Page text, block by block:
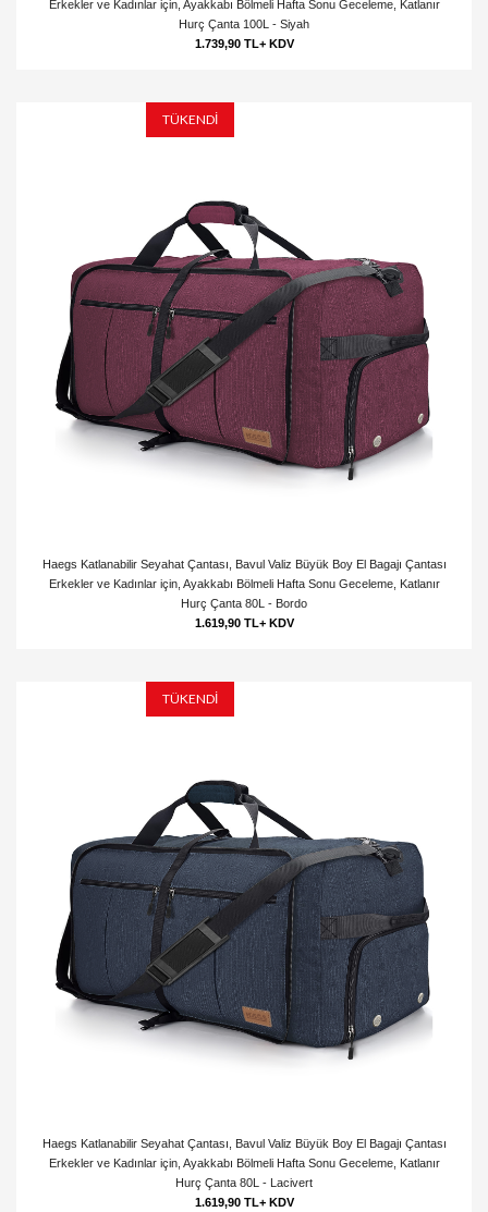
Erkekler ve Kadınlar için, Ayakkabı Bölmeli Hafta Sonu Geceleme, Katlanır
Hurç Çanta 100L - Siyah
1.739,90 TL+ KDV
TÜKENDİ
Haegs Katlanabilir Seyahat Çantası, Bavul Valiz Büyük Boy El Bagajı Çantası
Erkekler ve Kadınlar için, Ayakkabı Bölmeli Hafta Sonu Geceleme, Katlanır
Hurç Çanta 80L - Bordo
1.619,90 TL+ KDV
TÜKENDİ
Haegs Katlanabilir Seyahat Çantası, Bavul Valiz Büyük Boy El Bagajı Çantası
Erkekler ve Kadınlar için, Ayakkabı Bölmeli Hafta Sonu Geceleme, Katlanır
Hurç Çanta 80L - Lacivert
1.619,90 TL+ KDV